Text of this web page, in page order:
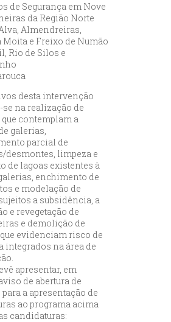
de Segurança em Nove
da Região Norte
Almendreiras,
Moita e Freixo de Numão
Rio de Silos e
desta intervenção
na realização de
contemplam a
galerias,
parcial de
desmontes, limpeza e
de lagoas existentes à
enchimento de
e modelação de
a subsidência, a
e revegetação de
e demolição de
evidenciam risco de
integrados na área de
apresentar, em
de abertura de
a apresentação de
ao programa acima
candidaturas: